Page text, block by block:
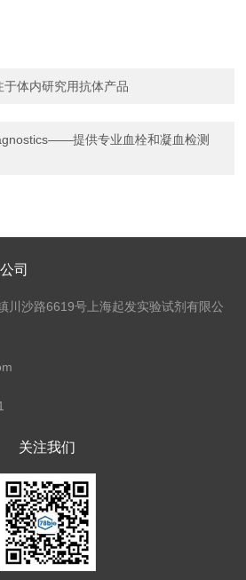
体内研究用抗体产品
提供专业血栓和凝血检测
司
川沙路6619号上海起发实验试剂有限公
关注我们